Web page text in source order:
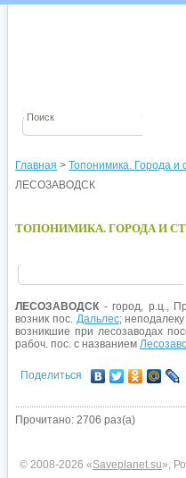
Главная > Топонимика. Города и
ЛЕСОЗАВОДСК
ТОПОНИМИКА. ГОРОДА И
ЛЕСОЗАВОДСК - город, р.ц.,
возник пос. Дальлес;
возникшие при лесозаводах
рабоч. пос. с названием
Поделиться
Прочитано: 2706 раз(а)
© 2008-2026 «Saveplanet.su»,